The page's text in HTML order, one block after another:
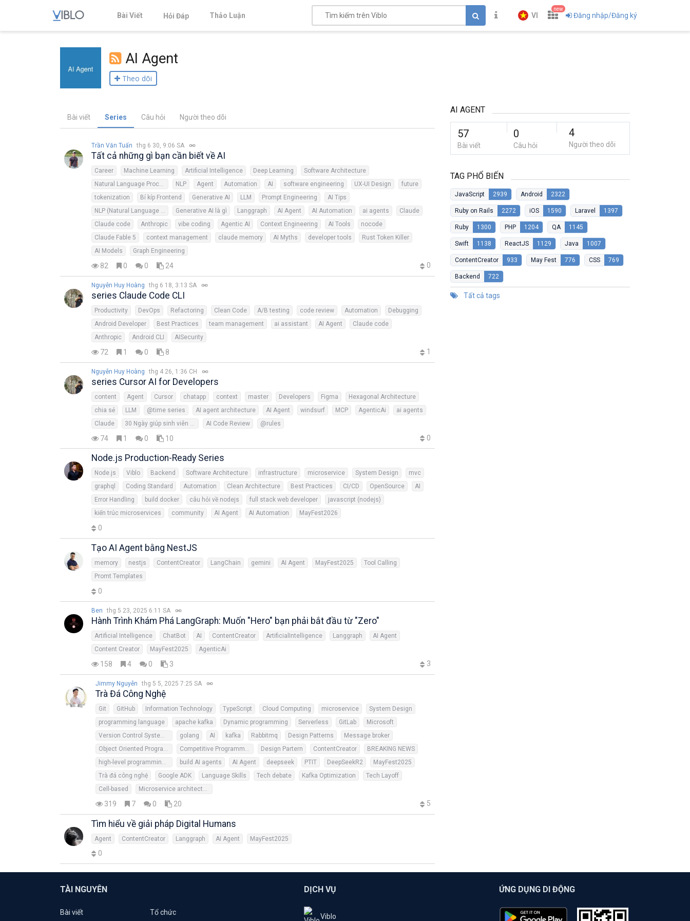
Bài Viết Hỏi Đáp Thảo Luận VI
new
Đăng nhập/Đăng ký
AI Agent
Theo dõi
Bài viết Series Câu hỏi Người theo dõi
Trần Văn Tuấn thg 6 30, 9:06 SA
Tất cả những gì bạn cần biết về AI
Career Machine Learning Artificial Intelligence Deep Learning
Software Architecture
Natural Language Processing
NLP Agent Automation AI software engineering UX-UI Design
future
tokenization
Bí kíp Frontend Generative AI LLM Prompt Engineering
AI Tips
NLP (Natural Language Processing)
Generative AI là gì Langgraph AI Agent AI Automation ai agents
Claude
Claude code
Anthropic vibe coding Agentic AI Context Engineering AI Tools
nocode
Claude Fable 5
context management claude memory AI Myths developer tools
Rust Token Killer
AI Models
Graph Engineering
82 0 0 24 0
Nguyễn Huy Hoàng thg 6 18, 3:13 SA
series Claude Code CLI
Productivity DevOps Refactoring Clean Code A/B testing code review Automation
Debugging
Android Developer
Best Practices team management ai assistant AI Agent
Claude code
Anthropic
Android CLI AISecurity
72 1 0 8 1
Nguyễn Huy Hoàng thg 4 26, 1:36 CH
series Cursor AI for Developers
content Agent Cursor chatapp context master Developers Figma
Hexagonal Architecture
chia sẻ
LLM @time series AI agent architecture AI Agent windsurf MCP AgenticAi
ai agents
Claude
AI Code Review @rules
74 1 0 10 0
Node.js Production-Ready Series
Node.js Viblo Backend Software Architecture infrastructure microservice System Design
mvc
graphql
Coding Standard Automation Clean Architecture Best Practices CI/CD OpenSource
AI
Error Handling
build docker câu hỏi về nodejs full stack web developer
javascript (nodejs)
kiến trúc microservices
community AI Agent AI Automation MayFest2026
0
Tạo AI Agent bằng NestJS
memory nestjs ContentCreator LangChain gemini AI Agent MayFest2025
Tool Calling
Promt Templates
0
Ben thg 5 23, 2025 6:11 SA
Hành Trình Khám Phá LangGraph: Muốn "Hero" bạn phải bắt đầu từ "Zero"
Artificial Intelligence ChatBot AI ContentCreator ArtificialIntelligence Langgraph
AI Agent
Content Creator
MayFest2025 AgenticAi
158 4 0 3 3
Jimmy Nguyễn thg 5 5, 2025 7:25 SA
Trà Đá Công Nghệ
Git GitHub Information Technology TypeScript Cloud Computing microservice
System Design
programming language
apache kafka Dynamic programming Serverless GitLab
Microsoft
golang AI kafka Rabbitmq Design Patterns
Message broker
Design Partern ContentCreator
BREAKING NEWS
build AI agents AI Agent deepseek PTIT DeepSeekR2
MayFest2025
Trà đá công nghệ
Google ADK Language Skills Tech debate Kafka Optimization
Tech Layoff
Cell-based
319 7 0 20 5
Tìm hiểu về giải pháp Digital Humans
Agent ContentCreator Langgraph AI Agent MayFest2025
0
AI AGENT
57
Bài viết
0
Câu hỏi
4
Người theo dõi
TAG PHỔ BIẾN
JavaScript 2939 Android 2322
Ruby on Rails 2272 iOS 1590 Laravel 1397
Ruby 1300 PHP 1204 QA 1145
Swift 1138 ReactJS 1129 Java 1007
ContentCreator 933 May Fest 776 CSS 769
Backend 722
Tất cả tags
TÀI NGUYÊN
Bài viết Tổ chức
DỊCH VỤ
Viblo
ỨNG DỤNG DI ĐỘNG